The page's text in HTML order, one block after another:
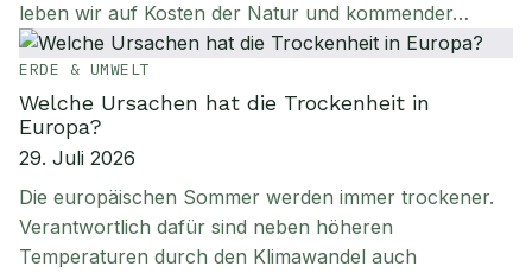
leben wir auf Kosten der Natur und kommender…
ERDE & UMWELT
Welche Ursachen hat die Trockenheit in
Europa?
29. Juli 2026
Die europäischen Sommer werden immer trockener.
Verantwortlich dafür sind neben höheren
Temperaturen durch den Klimawandel auch